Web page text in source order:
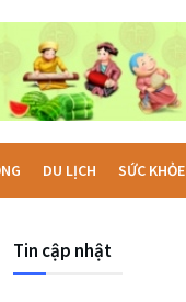
DU LỊCH SỨC KHỎE
Tin cập nhật